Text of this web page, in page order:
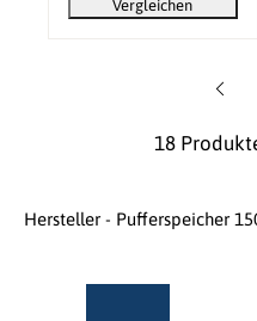
Vergleichen
Hersteller - Pufferspeicher